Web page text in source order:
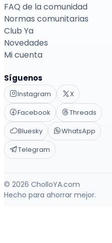
FAQ de la comunidad
Normas comunitarias
Club Ya
Novedades
Mi cuenta
Síguenos
Instagram
X
Facebook
Threads
Bluesky
WhatsApp
Telegram
© 2026 CholloYA.com
Hecho para ahorrar mejor.